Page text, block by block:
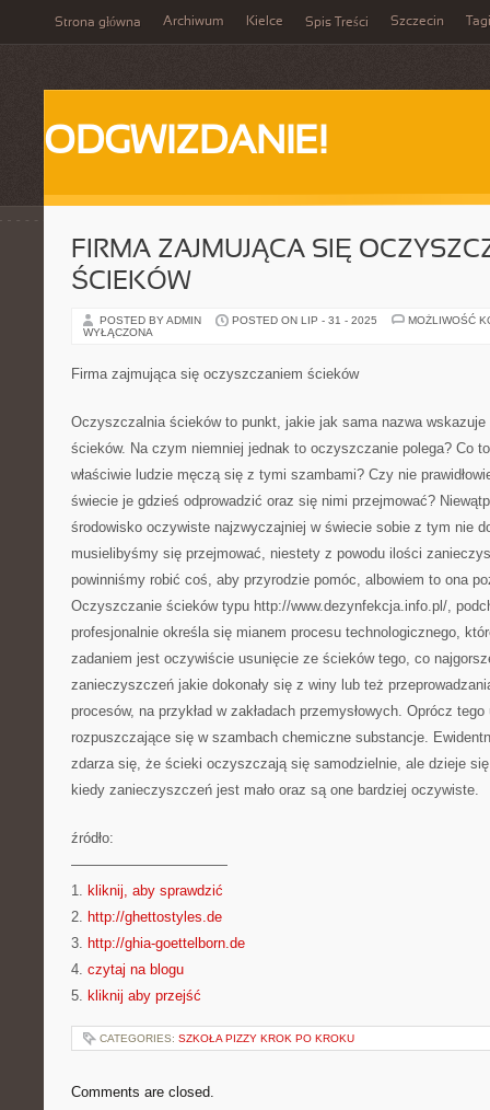
Strona główna Archiwum Kielce Spis Treści Szczecin Tagi
ODGWIZDANIE!
FIRMA ZAJMUJĄCA SIĘ
ŚCIEKÓW
POSTED BY ADMIN POSTED ON LIP - 31 - 2025
MOŻLIWOŚĆ
WYŁĄCZONA
Firma zajmująca się oczyszczaniem ścieków
Oczyszczalnia ścieków to punkt, jakie jak sama nazwa
ścieków. Na czym niemniej jednak to oczyszczanie polega? Co
właściwie ludzie męczą się z tymi szambami? Czy nie
świecie je gdzieś odprowadzić oraz się nimi przejmować?
środowisko oczywiste najzwyczajniej w świecie sobie z tym nie
musielibyśmy się przejmować, niestety z powodu ilości
powinniśmy robić coś, aby przyrodzie pomóc, albowiem to ona
Oczyszczanie ścieków typu http://www.dezynfekcja.info.pl/,
profesjonalnie określa się mianem procesu technologicznego,
zadaniem jest oczywiście usunięcie ze ścieków tego, co
zanieczyszczeń jakie dokonały się z winy lub też
procesów, na przykład w zakładach przemysłowych. Oprócz
rozpuszczające się w szambach chemiczne substancje.
zdarza się, że ścieki oczyszczają się samodzielnie, ale dzieje
kiedy zanieczyszczeń jest mało oraz są one bardziej oczywiste.
źródło:
———————————
1. kliknij, aby sprawdzić
2. http://ghettostyles.de
3. http://ghia-goettelborn.de
4. czytaj na blogu
5. kliknij aby przejść
CATEGORIES: SZKOŁA PIZZY KROK PO KROKU
Comments are closed.